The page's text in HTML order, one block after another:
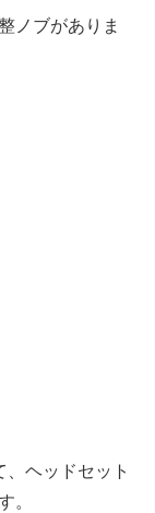
ノブがありま
ヘッドセット
。